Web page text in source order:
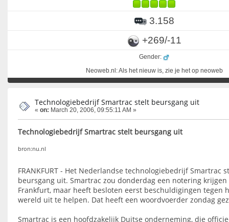
3.158
+269/-11
Gender:
Neoweb.nl: Als het nieuw is, zie je het op neoweb
Technologiebedrijf Smartrac stelt beursgang uit
« on: March 20, 2006, 09:55:11 AM »
Technologiebedrijf Smartrac stelt beursgang uit
bron:nu.nl
FRANKFURT - Het Nederlandse technologiebedrijf Smartrac
beursgang uit. Smartrac zou donderdag een notering
Frankfurt, maar heeft besloten eerst beschuldigingen tegen
wereld uit te helpen. Dat heeft een woordvoerder zondag
Smartrac is een hoofdzakelijk Duitse onderneming, die